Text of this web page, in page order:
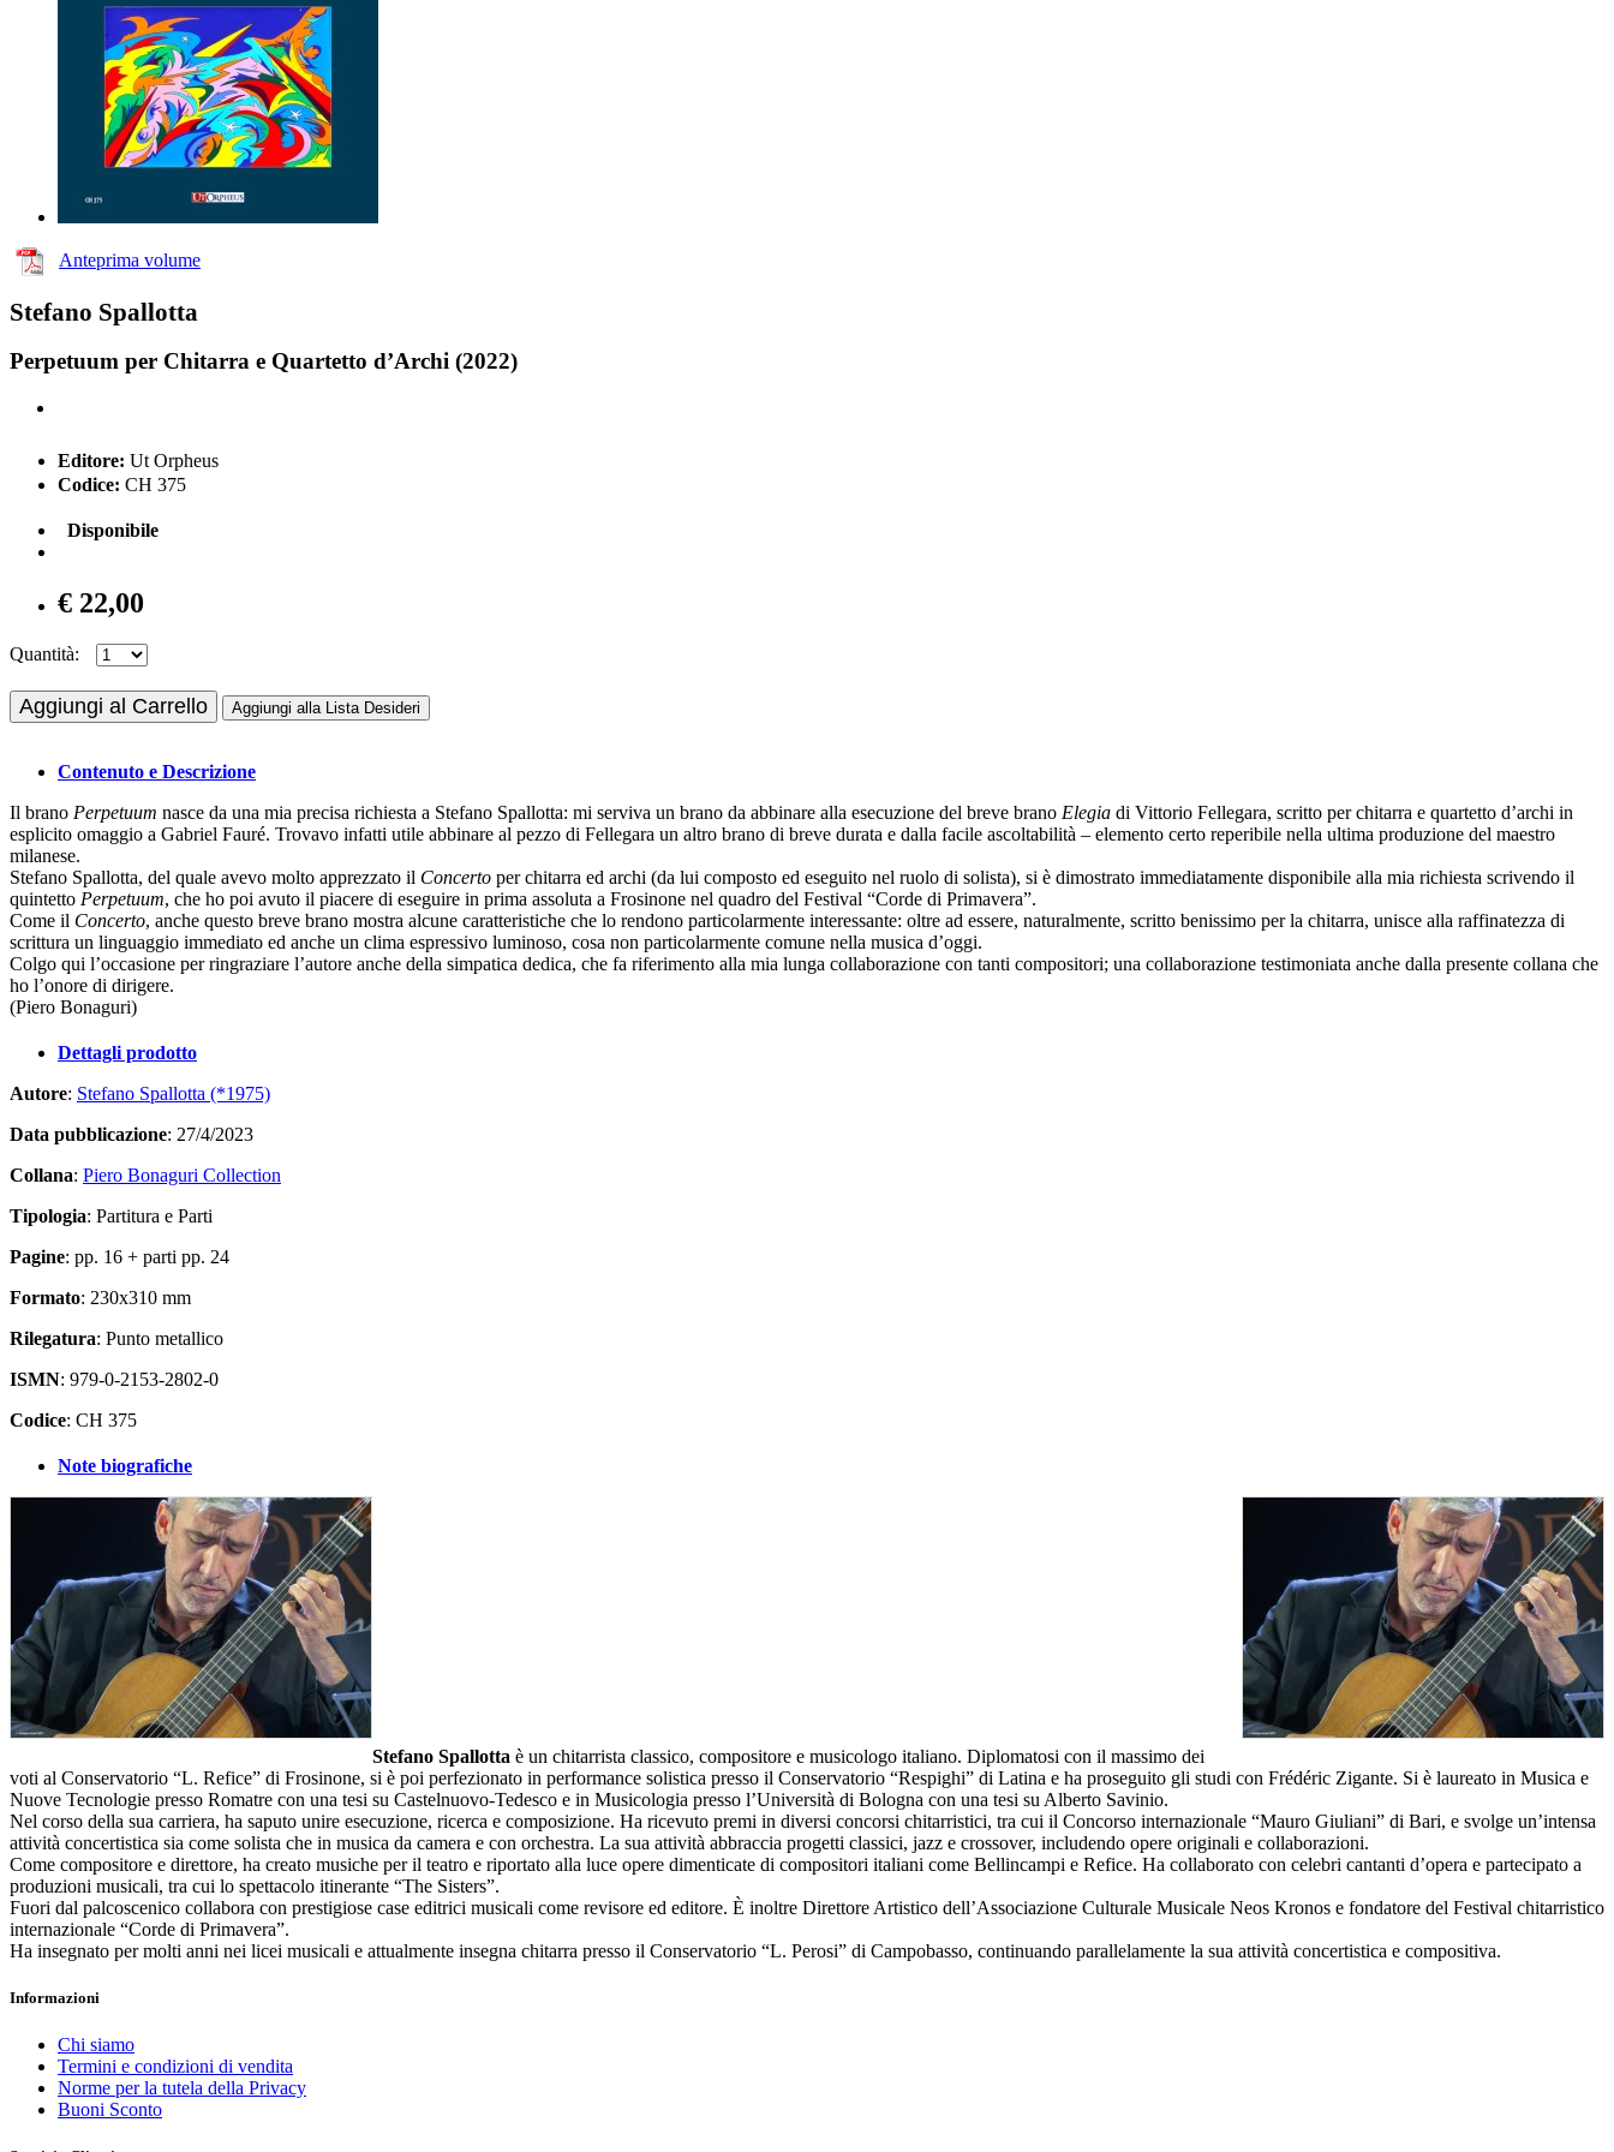
Anteprima volume
Stefano Spallotta
Perpetuum per Chitarra e Quartetto d’Archi (2022)
Editore: Ut Orpheus
Codice: CH 375
Disponibile
€ 22,00
Quantità:
Aggiungi al Carrello Aggiungi alla Lista Desideri
Contenuto e Descrizione
Il brano Perpetuum nasce da una mia precisa richiesta a Stefano Spallotta: mi serviva un brano da abbinare alla esecuzione del breve brano Elegia di Vittorio Fellegara, scritto per chitarra e quartetto d’archi in
esplicito omaggio a Gabriel Fauré. Trovavo infatti utile abbinare al pezzo di Fellegara un altro brano di breve durata e dalla facile ascoltabilità – elemento certo reperibile nella ultima produzione del maestro
milanese.
Stefano Spallotta, del quale avevo molto apprezzato il Concerto per chitarra ed archi (da lui composto ed eseguito nel ruolo di solista), si è dimostrato immediatamente disponibile alla mia richiesta scrivendo il
quintetto Perpetuum, che ho poi avuto il piacere di eseguire in prima assoluta a Frosinone nel quadro del Festival “Corde di Primavera”.
Come il Concerto, anche questo breve brano mostra alcune caratteristiche che lo rendono particolarmente interessante: oltre ad essere, naturalmente, scritto benissimo per la chitarra, unisce alla raffinatezza di
scrittura un linguaggio immediato ed anche un clima espressivo luminoso, cosa non particolarmente comune nella musica d’oggi.
Colgo qui l’occasione per ringraziare l’autore anche della simpatica dedica, che fa riferimento alla mia lunga collaborazione con tanti compositori; una collaborazione testimoniata anche dalla presente collana che
ho l’onore di dirigere.
(Piero Bonaguri)
Dettagli prodotto
Autore: Stefano Spallotta (*1975)
Data pubblicazione: 27/4/2023
Collana: Piero Bonaguri Collection
Tipologia: Partitura e Parti
Pagine: pp. 16 + parti pp. 24
Formato: 230x310 mm
Rilegatura: Punto metallico
ISMN: 979-0-2153-2802-0
Codice: CH 375
Note biografiche
Stefano Spallotta è un chitarrista classico, compositore e musicologo italiano. Diplomatosi con il massimo dei
voti al Conservatorio “L. Refice” di Frosinone, si è poi perfezionato in performance solistica presso il Conservatorio “Respighi” di Latina e ha proseguito gli studi con Frédéric Zigante. Si è laureato in Musica e
Nuove Tecnologie presso Romatre con una tesi su Castelnuovo-Tedesco e in Musicologia presso l’Università di Bologna con una tesi su Alberto Savinio.
Nel corso della sua carriera, ha saputo unire esecuzione, ricerca e composizione. Ha ricevuto premi in diversi concorsi chitarristici, tra cui il Concorso internazionale “Mauro Giuliani” di Bari, e svolge un’intensa
attività concertistica sia come solista che in musica da camera e con orchestra. La sua attività abbraccia progetti classici, jazz e crossover, includendo opere originali e collaborazioni.
Come compositore e direttore, ha creato musiche per il teatro e riportato alla luce opere dimenticate di compositori italiani come Bellincampi e Refice. Ha collaborato con celebri cantanti d’opera e partecipato a
produzioni musicali, tra cui lo spettacolo itinerante “The Sisters”.
Fuori dal palcoscenico collabora con prestigiose case editrici musicali come revisore ed editore. È inoltre Direttore Artistico dell’Associazione Culturale Musicale Neos Kronos e fondatore del Festival chitarristico
internazionale “Corde di Primavera”.
Ha insegnato per molti anni nei licei musicali e attualmente insegna chitarra presso il Conservatorio “L. Perosi” di Campobasso, continuando parallelamente la sua attività concertistica e compositiva.
Informazioni
Chi siamo
Termini e condizioni di vendita
Norme per la tutela della Privacy
Buoni Sconto